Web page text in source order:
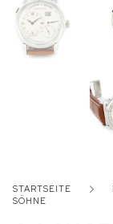
STARTSEITE
SÖHNE